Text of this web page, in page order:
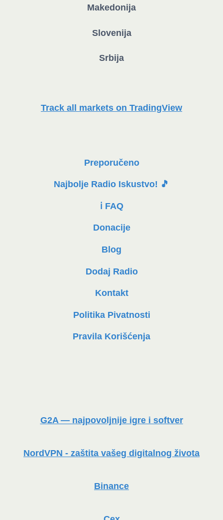
Makedonija
Slovenija
Srbija
Track all markets on TradingView
Preporučeno
Najbolje Radio Iskustvo! 🎵
ℹ️ FAQ
Donacije
Blog
Dodaj Radio
Kontakt
Politika Pivatnosti
Pravila Korišćenja
G2A — najpovoljnije igre i softver
NordVPN - zaštita vašeg digitalnog života
Binance